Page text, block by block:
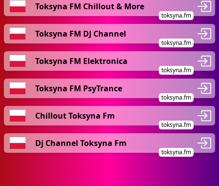
Toksyna FM Chillout & More
toksyna.fm
Toksyna FM DJ Channel
toksyna.fm
Toksyna FM Elektronica
toksyna.fm
Toksyna FM PsyTrance
toksyna.fm
Chillout Toksyna Fm
toksyna.fm
Dj Channel Toksyna Fm
toksyna.fm